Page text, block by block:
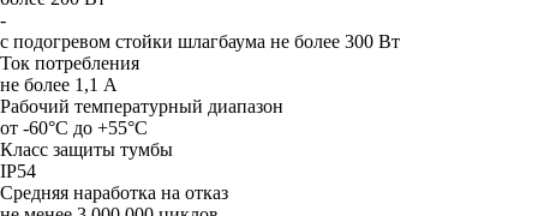
-
с подогревом стойки шлагбаума не более 300 Вт
Ток потребления
не более 1,1 A
Рабочий температурный диапазон
от -60°C до +55°C
Класс защиты тумбы
IP54
Средняя наработка на отказ